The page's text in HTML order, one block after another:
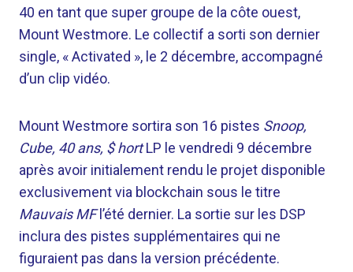
40 en tant que super groupe de la côte ouest,
Mount Westmore. Le collectif a sorti son dernier
single, « Activated », le 2 décembre, accompagné
d’un clip vidéo.
Mount Westmore sortira son 16 pistes Snoop,
Cube, 40 ans, $ hortLP le vendredi 9 décembre
après avoir initialement rendu le projet disponible
exclusivement via blockchain sous le titre
Mauvais MFl’été dernier. La sortie sur les DSP
inclura des pistes supplémentaires qui ne
figuraient pas dans la version précédente.